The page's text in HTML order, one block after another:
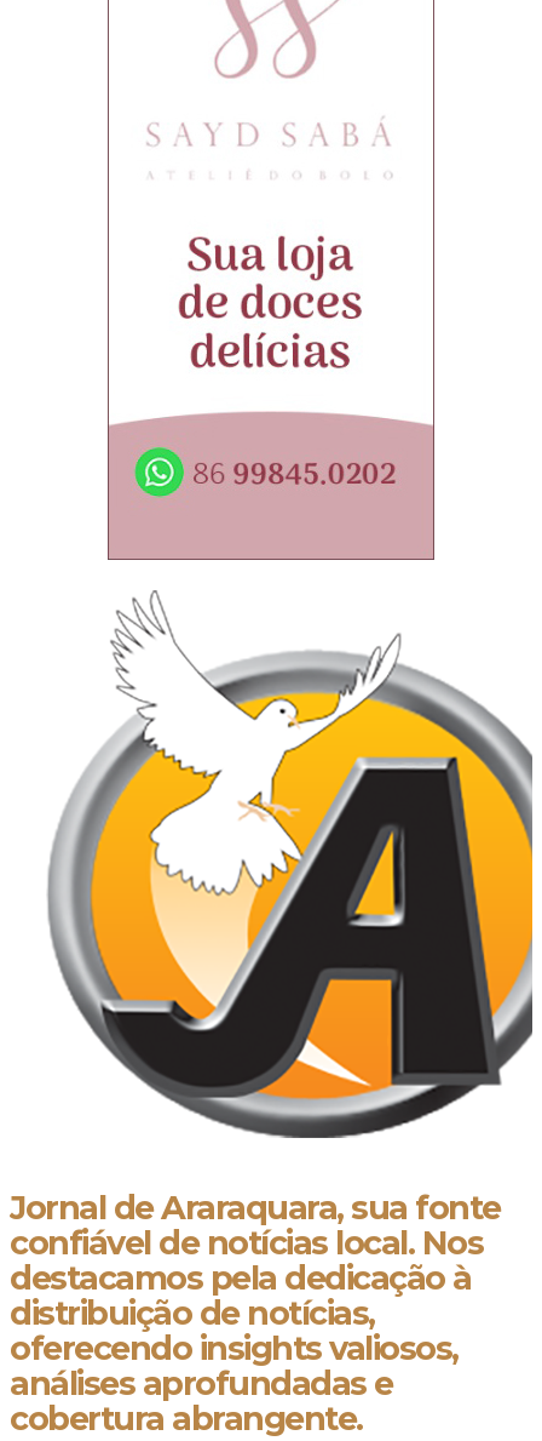
Jornal de Araraquara, sua fonte
confiável de notícias local. Nos
destacamos pela dedicação à
distribuição de notícias,
oferecendo insights valiosos,
análises aprofundadas e
cobertura abrangente.